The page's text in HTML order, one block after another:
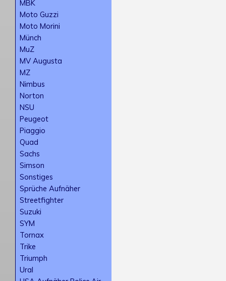
MBK
Moto Guzzi
Moto Morini
Münch
MuZ
MV Augusta
MZ
Nimbus
Norton
NSU
Peugeot
Piaggio
Quad
Sachs
Simson
Sonstiges
Sprüche Aufnäher
Streetfighter
Suzuki
SYM
Tornax
Trike
Triumph
Ural